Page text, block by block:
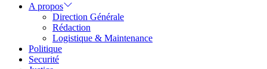
A propos
Direction Générale
Rédaction
Logistique & Maintenance
Politique
Securité